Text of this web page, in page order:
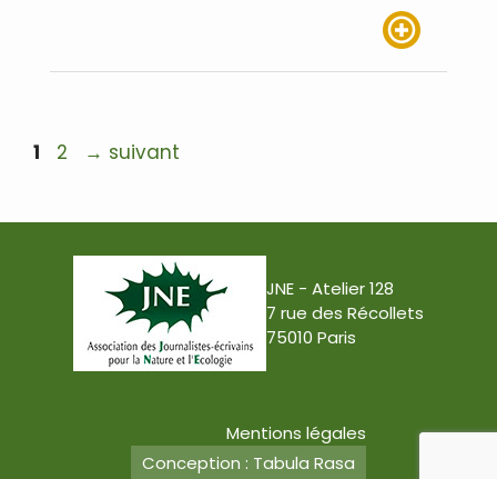
Navigation
Page
1 Page
2 → suivant
JNE - Atelier 128
7 rue des Récollets
75010 Paris
Mentions légales
Conception : Tabula Rasa